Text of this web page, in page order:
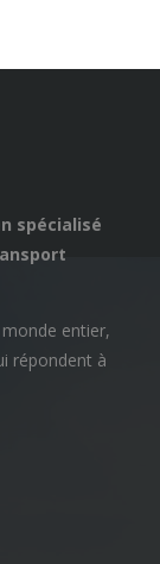
spécialisé
entier,
répondent à